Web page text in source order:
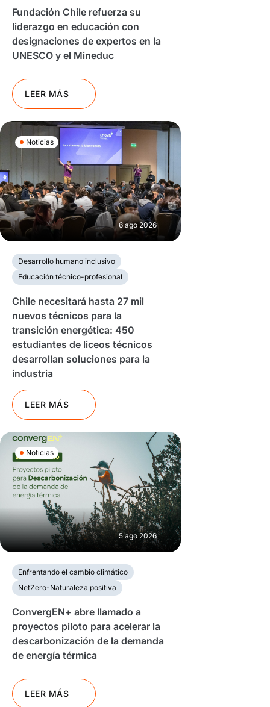
Fundación Chile refuerza su
liderazgo en educación con
designaciones de expertos en la
UNESCO y el Mineduc
LEER MÁS
Noticias
6 ago 2026
Desarrollo humano inclusivo
Educación técnico-profesional
Chile necesitará hasta 27 mil
nuevos técnicos para la
transición energética: 450
estudiantes de liceos técnicos
desarrollan soluciones para la
industria
LEER MÁS
Noticias
5 ago 2026
Enfrentando el cambio climático
NetZero-Naturaleza positiva
ConvergEN+ abre llamado a
proyectos piloto para acelerar la
descarbonización de la demanda
de energía térmica
LEER MÁS